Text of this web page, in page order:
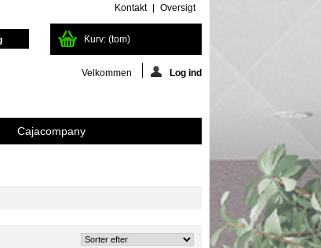
Kontakt Oversigt
Kurv: (tom)
Velkommen Log ind
Cajacompany